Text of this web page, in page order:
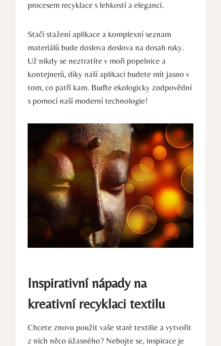
procesem recyklace s lehkostí a elegancí.
Stačí stažení aplikace a komplexní seznam
materiálů bude doslova doslova na dosah ruky.
Už nikdy se neztratíte v moři popelnice a
kontejnerů, díky naší aplikaci budete mít jasno v
tom, co patří kam. Buďte ekologicky zodpovědní
s pomocí naší moderní technologie!
Inspirativní nápady na
kreativní recyklaci textilu
Chcete znovu použít vaše staré textilie a vytvořit
z nich něco úžasného? Nebojte se, inspirace je